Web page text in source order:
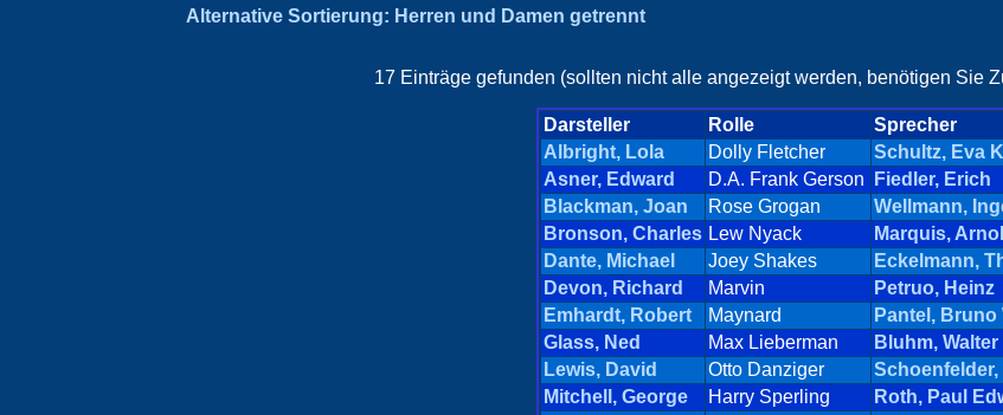
Alternative Sortierung: Herren und Damen getrennt
17 Einträge gefunden (sollten nicht alle angezeigt werden, benötigen Sie
Darsteller Rolle
Sprecher
Albright, Lola
Dolly Fletcher
Schultz, Eva
Asner, Edward
D.A. Frank Gerson
Fiedler, Erich
Blackman, Joan
Rose Grogan
Wellmann,
Bronson, Charles Lew Nyack
Marquis,
Dante, Michael
Joey Shakes
Eckelmann,
Devon, Richard
Marvin
Petruo, Heinz
Emhardt, Robert
Maynard
Pantel, Bruno
Glass, Ned
Max Lieberman
Bluhm, Walter
Lewis, David
Otto Danziger
Mitchell, George
Harry Sperling
Roth, Paul